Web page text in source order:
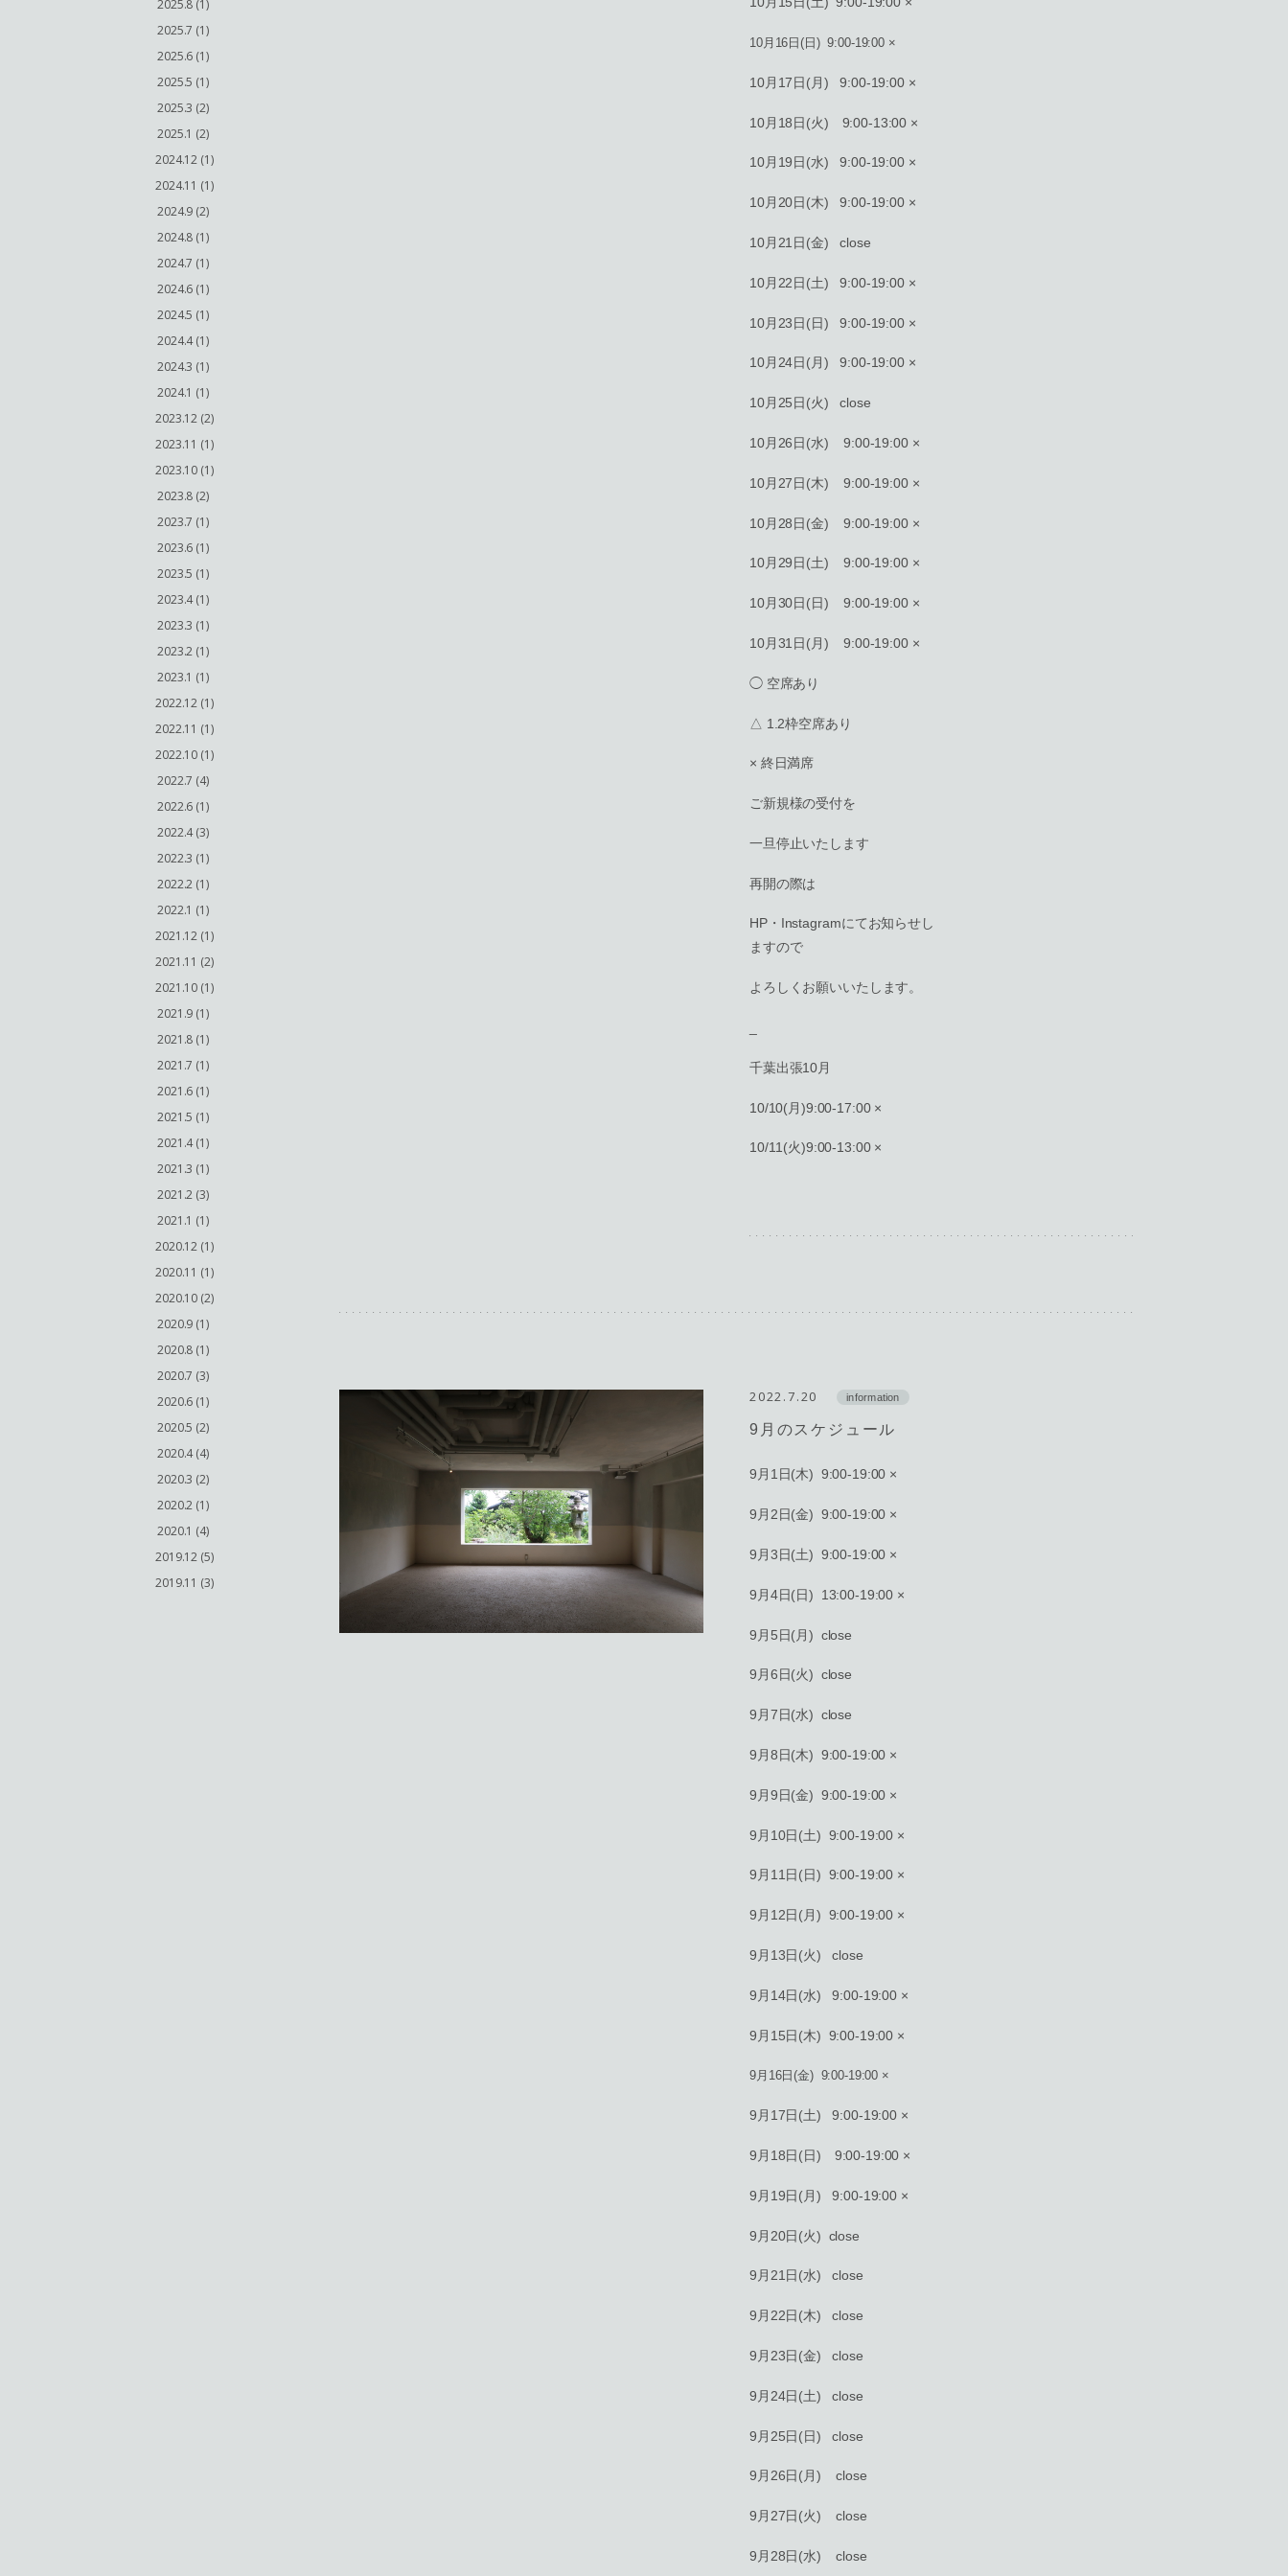
2025.8 (1)
2025.7 (1)
2025.6 (1)
2025.5 (1)
2025.3 (2)
2025.1 (2)
2024.12 (1)
2024.11 (1)
2024.9 (2)
2024.8 (1)
2024.7 (1)
2024.6 (1)
2024.5 (1)
2024.4 (1)
2024.3 (1)
2024.1 (1)
2023.12 (2)
2023.11 (1)
2023.10 (1)
2023.8 (2)
2023.7 (1)
2023.6 (1)
2023.5 (1)
2023.4 (1)
2023.3 (1)
2023.2 (1)
2023.1 (1)
2022.12 (1)
2022.11 (1)
2022.10 (1)
2022.7 (4)
2022.6 (1)
2022.4 (3)
2022.3 (1)
2022.2 (1)
2022.1 (1)
2021.12 (1)
2021.11 (2)
2021.10 (1)
2021.9 (1)
2021.8 (1)
2021.7 (1)
2021.6 (1)
2021.5 (1)
2021.4 (1)
2021.3 (1)
2021.2 (3)
2021.1 (1)
2020.12 (1)
2020.11 (1)
2020.10 (2)
2020.9 (1)
2020.8 (1)
2020.7 (3)
2020.6 (1)
2020.5 (2)
2020.4 (4)
2020.3 (2)
2020.2 (1)
2020.1 (4)
2019.12 (5)
2019.11 (3)
10月16日(日) 9:00-19:00 ×
10月17日(月) 9:00-19:00 ×
10月18日(火) 9:00-13:00 ×
10月19日(水) 9:00-19:00 ×
10月20日(木) 9:00-19:00 ×
10月21日(金) close
10月22日(土) 9:00-19:00 ×
10月23日(日) 9:00-19:00 ×
10月24日(月) 9:00-19:00 ×
10月25日(火) close
10月26日(水) 9:00-19:00 ×
10月27日(木) 9:00-19:00 ×
10月28日(金) 9:00-19:00 ×
10月29日(土) 9:00-19:00 ×
10月30日(日) 9:00-19:00 ×
10月31日(月) 9:00-19:00 ×
◯ 空席あり
△ 1.2枠空席あり
× 終日満席
ご新規様の受付を
一旦停止いたします
再開の際は
HP・Instagramにてお知らせし
ますので
よろしくお願いいたします。
千葉出張10月
10/10(月)9:00-17:00 ×
10/11(火)9:00-13:00 ×
2022.7.20 information
9月のスケジュール
9月1日(木) 9:00-19:00 ×
9月2日(金) 9:00-19:00 ×
9月3日(土) 9:00-19:00 ×
9月4日(日) 13:00-19:00 ×
9月5日(月) close
9月6日(火) close
9月7日(水) close
9月8日(木) 9:00-19:00 ×
9月9日(金) 9:00-19:00 ×
9月10日(土) 9:00-19:00 ×
9月11日(日) 9:00-19:00 ×
9月12日(月) 9:00-19:00 ×
9月13日(火) close
9月14日(水) 9:00-19:00 ×
9月15日(木) 9:00-19:00 ×
9月16日(金) 9:00-19:00 ×
9月17日(土) 9:00-19:00 ×
9月18日(日) 9:00-19:00 ×
9月19日(月) 9:00-19:00 ×
9月20日(火) close
9月21日(水) close
9月22日(木) close
9月23日(金) close
9月24日(土) close
9月25日(日) close
9月26日(月) close
9月27日(火) close
9月28日(水) close